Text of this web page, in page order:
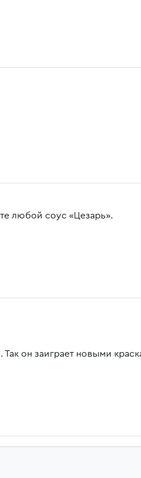
любой соус «Цезарь».
он заиграет новыми